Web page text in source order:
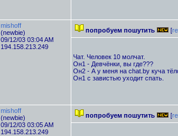
mishoff
(newbie)
09/12/03 03:04 AM
194.158.213.249
попробуем пошутить [
Чат. Человек 10 молчат.
Он1 - Девчёнки, вы где???
Он2 - А у меня на chat.by куча
Он1 с завистью уходит спать.
mishoff
(newbie)
09/12/03 03:05 AM
194.158.213.249
попробуем пошутить [